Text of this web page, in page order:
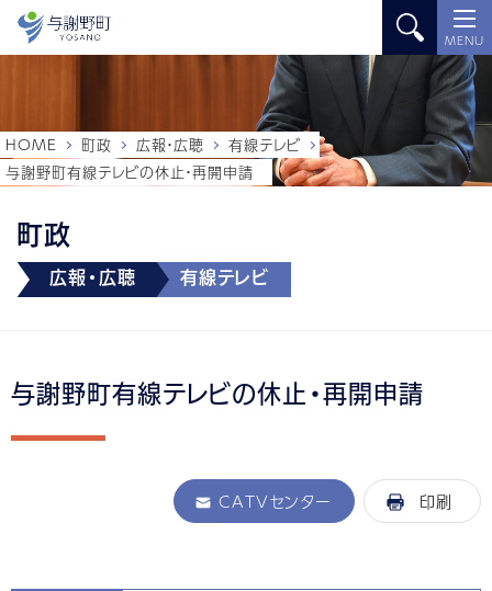
MENU
町政
広報・広聴 有線テレビ
HOME 町政 広報・広聴
有線テレビ
与謝野町有線テレビの休止・再開申請
与謝野町有線テレビの休止・再開申請
CATVセンター 印刷